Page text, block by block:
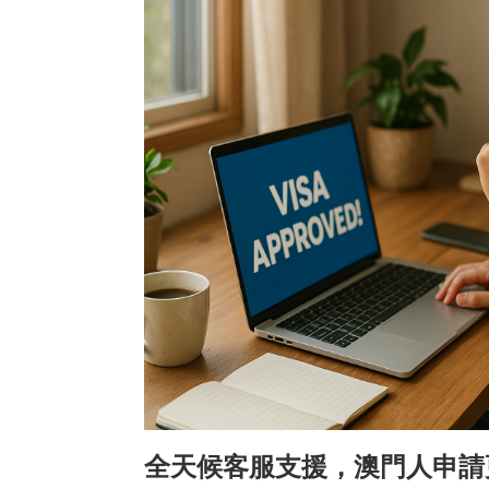
全天候客服支援，澳門人申